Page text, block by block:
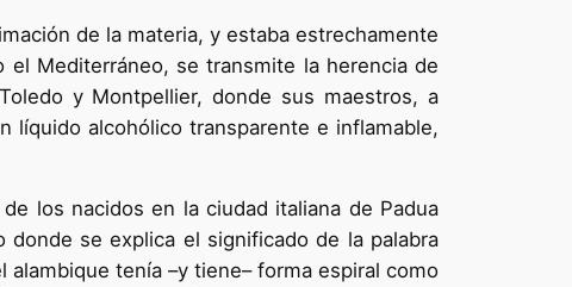
de la materia, y estaba estrechamente
Mediterráneo, se transmite la herencia de
y Montpellier, donde sus maestros, a
líquido alcohólico transparente e inflamable,
los nacidos en la ciudad italiana de Padua
donde se explica el significado de la palabra
tenía –y tiene– forma espiral como